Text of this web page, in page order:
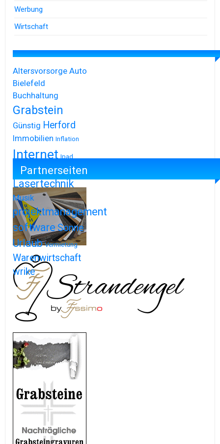
Werbung
Wirtschaft
Altersvorsorge Auto
Bielefeld
Buchhaltung
Grabstein
Günstig Herford
Immobilien Inflation
Internet Ipad
Iphone
Lasertechnik
Musik
projektmanagement
softwareSonne
Urlaub Vermietung
Warenwirtschaft
wrike
Partnerseiten